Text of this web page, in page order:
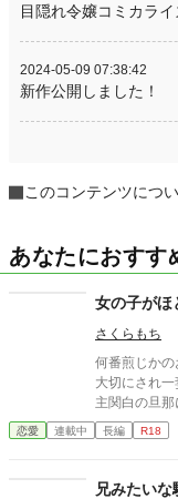
目隠れ令嬢コミカライ
2024-05-09 07:38:42
新作公開しました！
このコンテンツにつ
あなたにおすす
女の子がほ
さくらもち
何番煎じかのお話です。 100人に
大切にされ
主関白の旦
過労死と言
を迎えてしまった清
恋愛 連載中 長編 R18
兄みたい